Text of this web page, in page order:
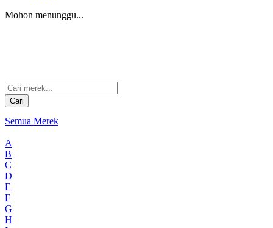
Mohon menunggu...
Cari
Semua Merek
A
B
C
D
E
F
G
H